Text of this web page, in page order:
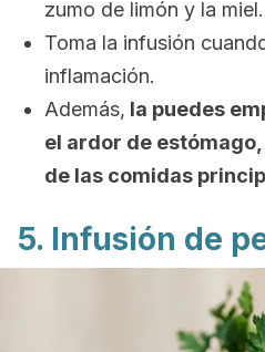
zumo de limón y la miel.
Toma la infusión
inflamación.
Además, la puedes
el ardor de
de las comidas
5. Infusión de